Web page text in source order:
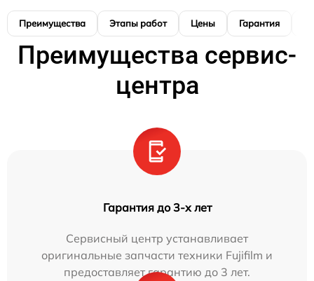
Преимущества Этапы работ Цены Гарантия
Преимущества сервис-
центра
Гарантия до 3-х лет
Сервисный центр устанавливает
оригинальные запчасти техники Fujifilm и
предоставляет гарантию до 3 лет.